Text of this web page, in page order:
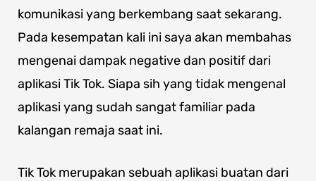
komunikasi yang berkembang saat sekarang.
Pada kesempatan kali ini saya akan membahas
mengenai dampak negative dan positif dari
aplikasi Tik Tok. Siapa sih yang tidak mengenal
aplikasi yang sudah sangat familiar pada
kalangan remaja saat ini.
Tik Tok merupakan sebuah aplikasi buatan dari